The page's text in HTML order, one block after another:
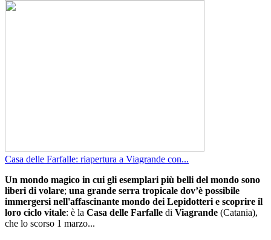
Casa delle Farfalle: riapertura a Viagrande con...
Un mondo magico in cui gli esemplari più belli del mondo sono
liberi di volare; una grande serra tropicale dov’è possibile
immergersi nell'affascinante mondo dei Lepidotteri e scoprire il
loro ciclo vitale: è la Casa delle Farfalle di Viagrande (Catania),
che lo scorso 1 marzo...